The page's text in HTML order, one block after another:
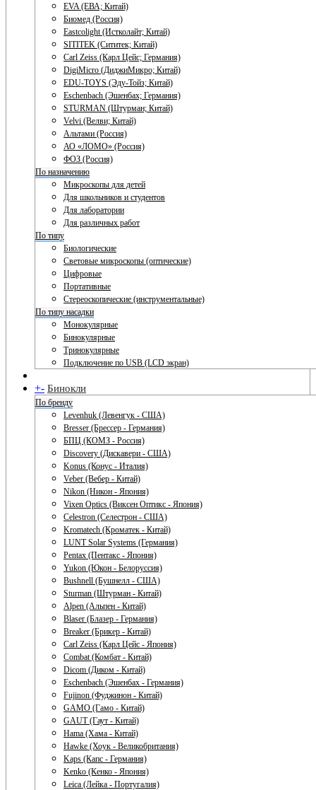
EVA (ЕВА; Китай)
Биомед (Россия)
Eastcolight (Истколайт; Китай)
SITITEK (Сититек; Китай)
Carl Zeiss (Карл Цейс; Германия)
DigiMicro (ДиджиМикро; Китай)
EDU-TOYS (Эду-Тойз; Китай)
Eschenbach (Эшенбах; Германия)
STURMAN (Штурман; Китай)
Velvi (Велви; Китай)
Альтами (Россия)
АО «ЛОМО» (Россия)
ФОЗ (Россия)
По назначению
Микроскопы для детей
Для школьников и студентов
Для лаборатории
Для различных работ
По типу
Биологические
Световые микроскопы (оптические)
Цифровые
Портативные
Стереоскопические (инструментальные)
По типу насадки
Монокулярные
Бинокулярные
Тринокулярные
Подключение по USB (LCD экран)
+- Бинокли
По бренду
Levenhuk (Левенгук - США)
Bresser (Брессер - Германия)
БПЦ (КОМЗ - Россия)
Discovery (Дискавери - США)
Konus (Конус - Италия)
Veber (Вебер - Китай)
Nikon (Никон - Япония)
Vixen Optics (Виксен Оптикс - Япония)
Celestron (Селестрон - США)
Kromatech (Кроматек - Китай)
LUNT Solar Systems (Германия)
Pentax (Пентакс - Япония)
Yukon (Юкон - Белоруссия)
Bushnell (Бушнелл - США)
Sturman (Штурман - Китай)
Alpen (Альпен - Китай)
Blaser (Блазер - Германия)
Breaker (Брикер - Китай)
Carl Zeiss (Карл Цейс - Япония)
Combat (Комбат - Китай)
Dicom (Диком - Китай)
Eschenbach (Эшенбах - Германия)
Fujinon (Фуджинон - Китай)
GAMO (Гамо - Китай)
GAUT (Гаут - Китай)
Hama (Хама - Китай)
Hawke (Хоук - Великобритания)
Kaps (Капс - Германия)
Kenko (Кенко - Япония)
Leica (Лейка - Португалия)